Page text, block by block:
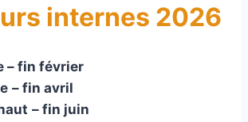
internes 2026
– fin février
– fin avril
– fin juin